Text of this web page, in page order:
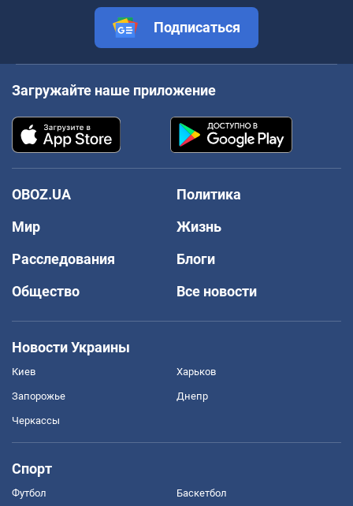
Подписаться
Загружайте наше приложение
OBOZ.UA
Политика
Мир
Жизнь
Расследования
Блоги
Общество
Все новости
Новости Украины
Киев Харьков
Запорожье Днепр
Черкассы
Спорт
Футбол Баскетбол